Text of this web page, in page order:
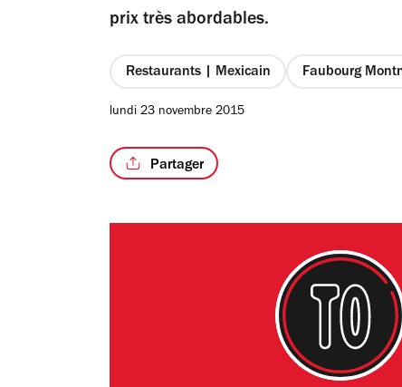
étoiles
prix très abordables.
Restaurants | Mexicain Faubourg
lundi 23 novembre 2015
Partager